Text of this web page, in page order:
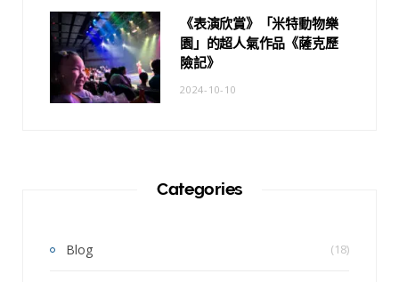
《表演欣賞》「米特動物樂
園」的超人氣作品《薩克歷
險記》
2024-10-10
Categories
Blog (18)